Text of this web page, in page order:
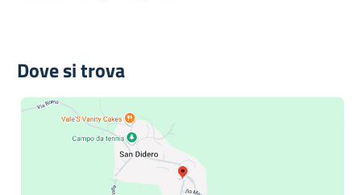
Dove si trova